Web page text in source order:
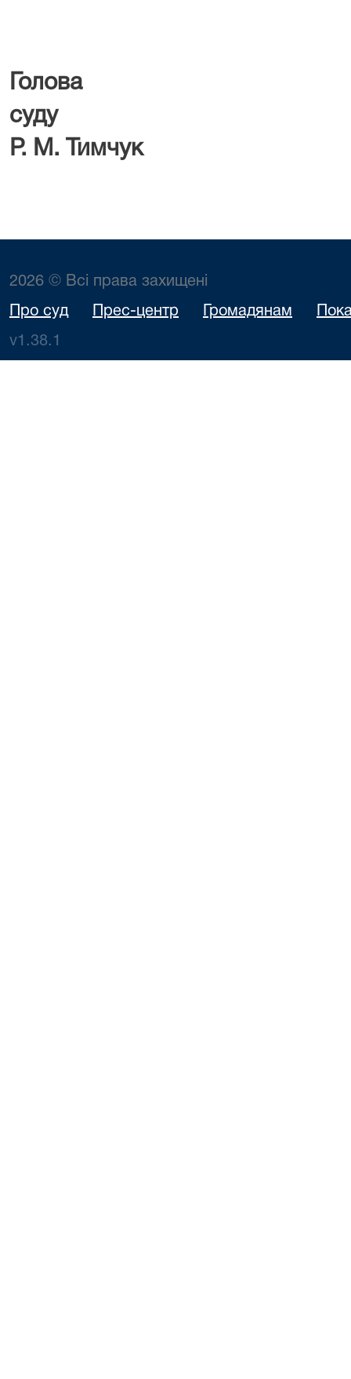
Голова
Р. М. Тимчук
2026 © Всі права захищені
Про суд Прес-центр Громадянам
v1.38.1